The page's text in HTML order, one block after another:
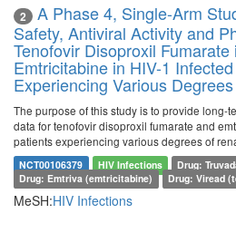
2
A Phase 4, Single-Arm
Safety, Antiviral Activity and
Tenofovir Disoproxil
Emtricitabine in HIV-1
Experiencing Various
The purpose of this study is to provide long-
data for tenofovir disoproxil fumarate and
patients experiencing various degrees of
NCT00106379 HIV Infections
Drug:
Drug: Emtriva (emtricitabine)
Drug: Viread
MeSH:HIV Infections